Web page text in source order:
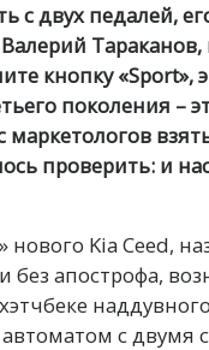
с двух педалей,
Тараканов,
кнопку «Sport»,
поколения
проверить: и
Kia Ceed,
апострофа,
с двумя